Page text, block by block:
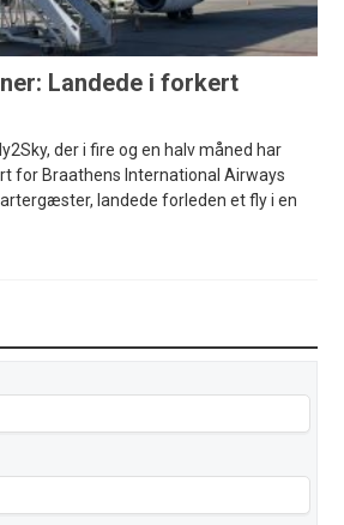
Landede i forkert
der i fire og en halv måned har
for Braathens International Airways
landede forleden et fly i en